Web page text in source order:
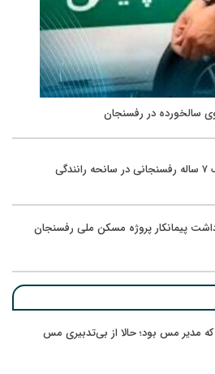
سالخورده در رفسنجان
پیمانکار پروژه مسکن ملی رفسنجان
که مدیر مس بود؛ حالا از بی‌تدبیری مس